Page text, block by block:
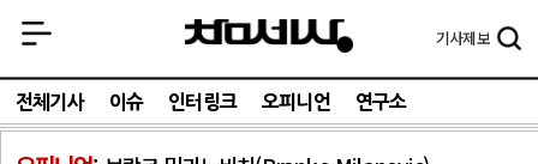
기사제보
전체기사 이슈 인터링크 오피니언 연구소